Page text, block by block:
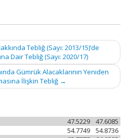
Tebliğ (Sayı: 2013/15)’de
Dair Tebliğ (Sayı: 2020/17)
Gümrük Alacaklarının Yeniden
İlişkin Tebliğ →
47.6085
47.5229
54.8736
54.7749